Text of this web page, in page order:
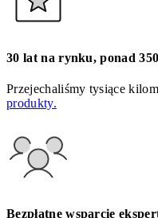
30 lat na rynku, ponad
Przejechaliśmy tysiące
produkty.
Bezpłatne wsparcie